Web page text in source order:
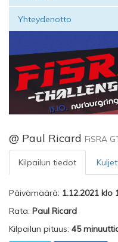
Yhteydenotto
@ Paul Ricard FiSRA
Kilpailun tiedot
Päivämäärä: 1.12.2021 klo
Rata: Paul Ricard
Kilpailun pituus: 45